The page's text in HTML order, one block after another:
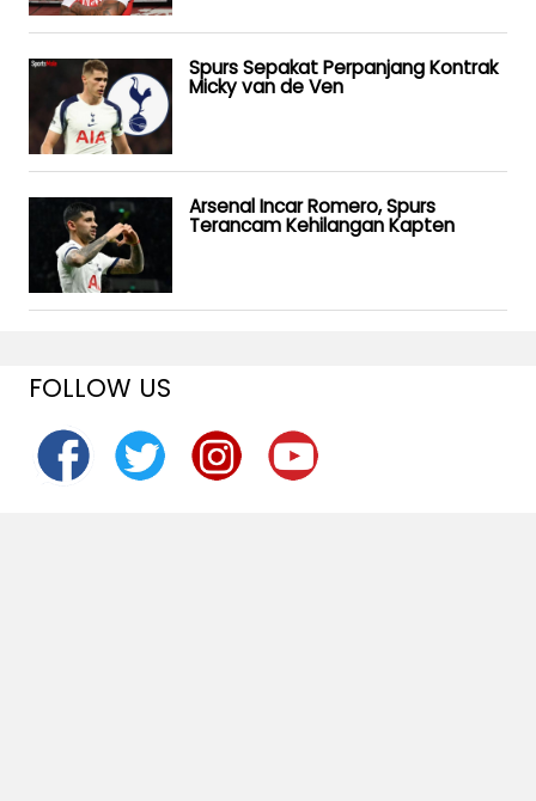
Spurs Sepakat Perpanjang Kontrak
Micky van de Ven
Arsenal Incar Romero, Spurs
Terancam Kehilangan Kapten
FOLLOW US